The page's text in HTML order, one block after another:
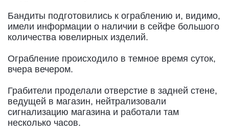
Бандиты подготовились к ограблению и, видимо,
имели информации о наличии в сейфе большого
количества ювелирных изделий.
Ограбление происходило в темное время суток,
вчера вечером.
Грабители проделали отверстие в задней стене,
ведущей в магазин, нейтрализовали
сигнализацию магазина и работали там
несколько часов.